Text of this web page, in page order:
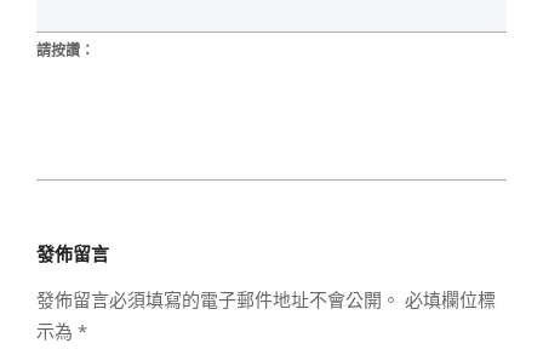
請按讚：
22
發佈留言
發佈留言必須填寫的電子郵件地址不會公開。 必填欄位標
示為 *